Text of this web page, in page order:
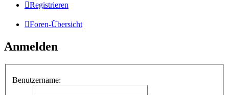
Registrieren
Foren-Übersicht
Anmelden
Benutzername: